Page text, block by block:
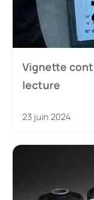
Vignette
lecture
23 juin 2024